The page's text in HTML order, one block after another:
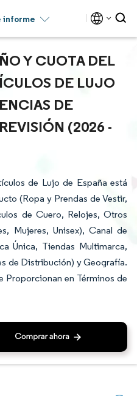
informe
Y CUOTA DEL
DE LUJO
DE
(2026 -
de Lujo de España está
(Ropa y Prendas de Vestir,
de Cuero, Relojes, Otros
Mujeres, Unisex), Canal de
Única, Tiendas Multimarca,
de Distribución) y Geografía.
Proporcionan en Términos de